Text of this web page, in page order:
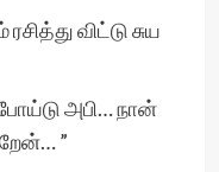
விட்டு சுய
அபி… நான்
”